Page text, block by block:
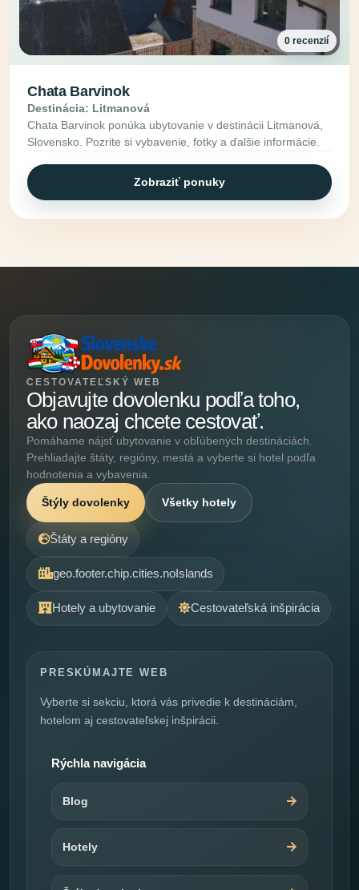
0 recenzií
Chata Barvinok
Destinácia: Litmanová
Chata Barvinok ponúka ubytovanie v destinácii Litmanová,
Slovensko. Pozrite si vybavenie, fotky a ďalšie informácie.
Zobraziť ponuky
CESTOVATEĽSKÝ WEB
Objavujte dovolenku podľa toho,
ako naozaj chcete cestovať.
Pomáhame nájsť ubytovanie v obľúbených destináciách.
Prehliadajte štáty, regióny, mestá a vyberte si hotel podľa
hodnotenia a vybavenia.
Štýly dovolenky Všetky hotely
Štáty a regióny
geo.footer.chip.cities.noIslands
Hotely a ubytovanie Cestovateľská inšpirácia
PRESKÚMAJTE WEB
Vyberte si sekciu, ktorá vás privedie k destináciám,
hotelom aj cestovateľskej inšpirácii.
Rýchla navigácia
Blog
Hotely